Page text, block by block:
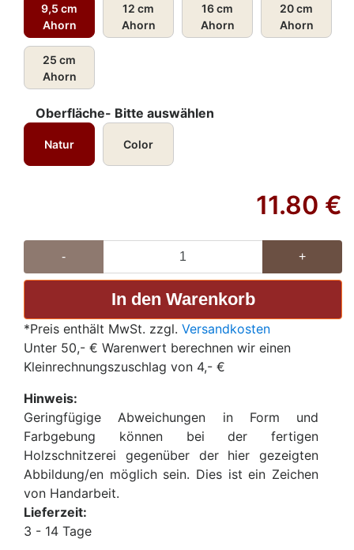
9,5 cm
Ahorn
12 cm
Ahorn
16 cm
Ahorn
20 cm
Ahorn
25 cm
Ahorn
Oberfläche- Bitte auswählen
Natur Color
11.80 €
- +
*Preis enthält MwSt. zzgl. Versandkosten
Unter 50,- € Warenwert berechnen wir einen
Kleinrechnungszuschlag von 4,- €
Hinweis:
Geringfügige Abweichungen in Form und
Farbgebung können bei der fertigen
Holzschnitzerei gegenüber der hier gezeigten
Abbildung/en möglich sein. Dies ist ein Zeichen
von Handarbeit.
Lieferzeit:
3 - 14 Tage